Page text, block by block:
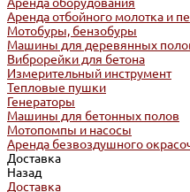
Аренда отбойного молотка и
Мотобуры, бензобуры
Машины для деревянных
Виброрейки для бетона
Измерительный инструмент
Тепловые пушки
Генераторы
Машины для бетонных полов
Мотопомпы и насосы
Аренда безвоздушного
Доставка
Назад
Доставка